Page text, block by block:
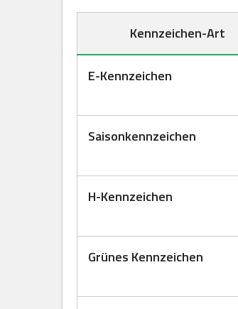
Kennzeichen-Art
E-Kennzeichen
Saisonkennzeichen
H-Kennzeichen
Grünes Kennzeichen